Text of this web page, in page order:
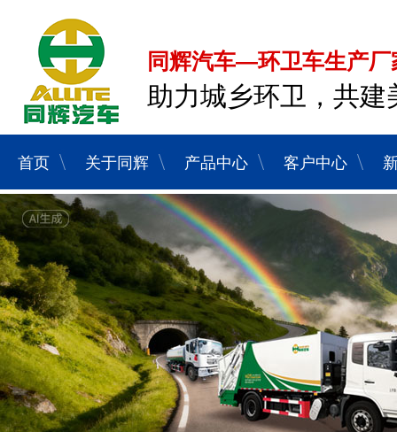
同辉汽车—环卫车生产厂
助力城乡环卫，共建
首页 关于同辉 产品中心 客户中心